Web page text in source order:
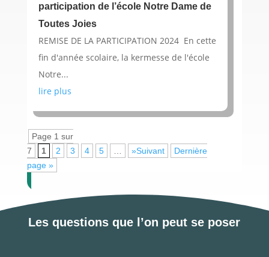
participation de l’école Notre Dame de
Toutes Joies
REMISE DE LA PARTICIPATION 2024 En cette
fin d'année scolaire, la kermesse de l'école
Notre...
lire plus
Page 1 sur
7
1 2 3 4 5 »Suivant
Dernière
page »
Les questions que l’on peut se poser